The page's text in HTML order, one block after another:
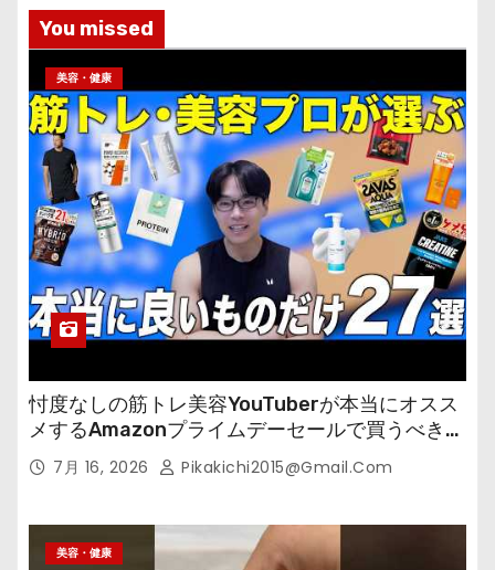
You missed
美容・健康
忖度なしの筋トレ美容YouTuberが本当にオスス
メするAmazonプライムデーセールで買うべきも
の 7月 16, 2026 Pikakichi2015@gmail.com
美容・健康